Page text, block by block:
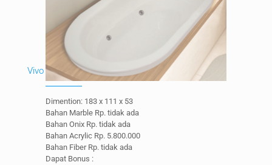
Vivo
Dimention: 183 x 111 x 53
Bahan Marble Rp. tidak ada
Bahan Onix Rp. tidak ada
Bahan Acrylic Rp. 5.800.000
Bahan Fiber Rp. tidak ada
Dapat Bonus :